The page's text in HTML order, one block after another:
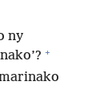
ny
+